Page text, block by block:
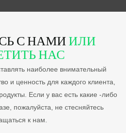
С НАМИИЛИ
НАС
наиболее внимательный
и ценность для каждого клиента,
Если у вас есть какие -либо
пожалуйста, не стесняйтесь
к нам.